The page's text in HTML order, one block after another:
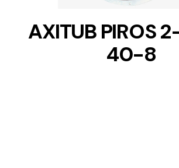
AXITUB PIROS
40-8